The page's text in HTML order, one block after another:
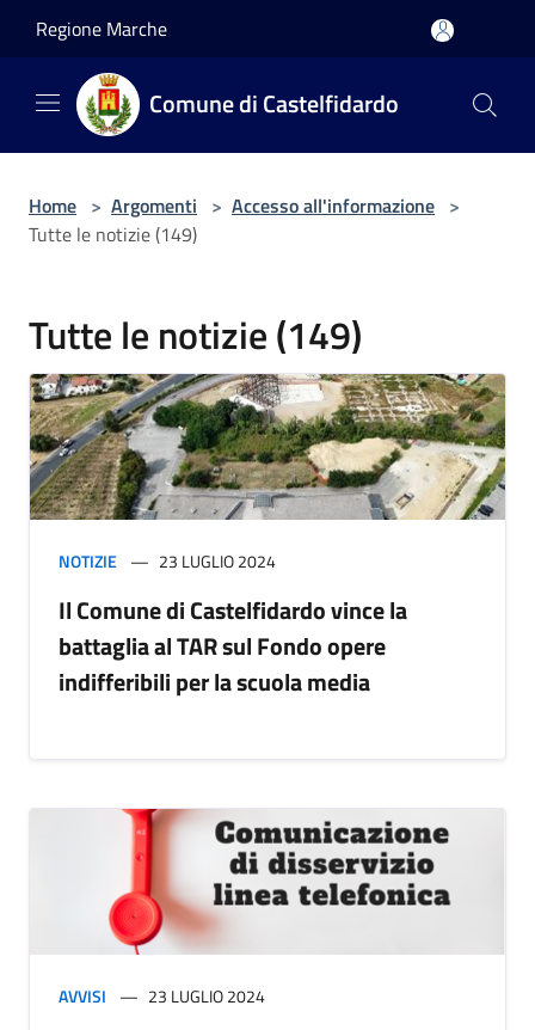
Regione Marche
Comune di Castelfidardo
Home > Argomenti > Accesso all'informazione >
Tutte le notizie (149)
Tutte le notizie (149)
NOTIZIE 23 LUGLIO 2024
Il Comune di Castelfidardo vince la
battaglia al TAR sul Fondo opere
indifferibili per la scuola media
AVVISI 23 LUGLIO 2024